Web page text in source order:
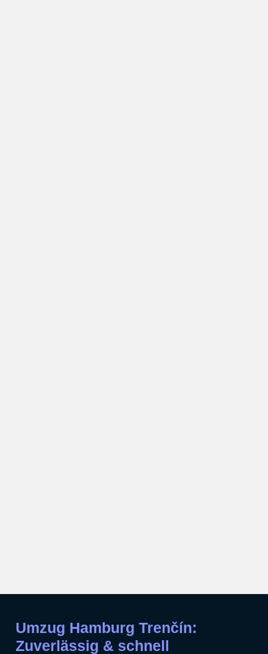
Umzug Hamburg Trenčín:
Zuverlässig & schnell